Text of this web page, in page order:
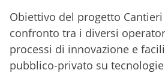
Obiettivo del progetto
confronto tra i diversi
processi di innovazione e
pubblico-privato su